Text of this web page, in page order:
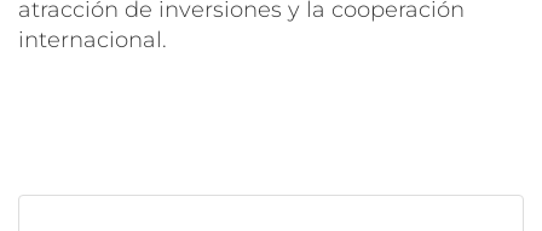
atracción de inversiones y la cooperación
internacional.